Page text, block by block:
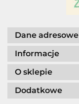
Dane adresowe
Informacje
O sklepie
Dodatkowe